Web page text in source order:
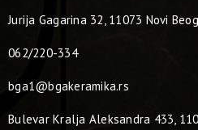
Jurija Gagarina 32, 11073 Novi
062/220-334
bga1@bgakeramika.rs
Bulevar Kralja Aleksandra 433,